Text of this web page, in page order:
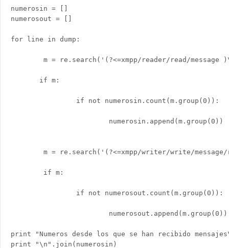
numerosin = []
numerosout = []
for line in dump:
m = re.search('(?<=xmpp/reader/read/message
if m:
if not numerosin.count(m.group(0)):
numerosin.append(m.group(0))
m = re.search('(?<=xmpp/writer/write/
if m:
if not numerosout.count(m.group(0)):
numerosout.append(m.group(0))
print "Numeros desde los que se han recibido
print "\n".join(numerosin)